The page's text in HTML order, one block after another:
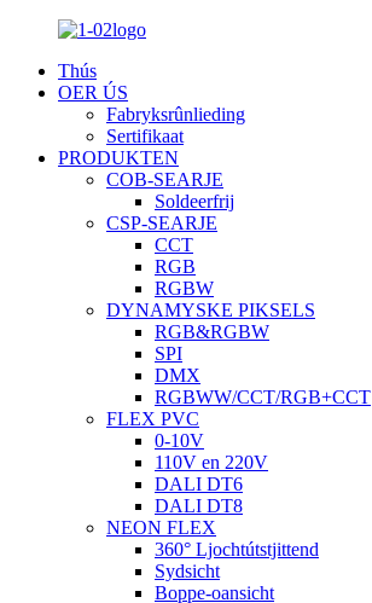
Thús
OER ÚS
Fabryksrûnlieding
Sertifikaat
PRODUKTEN
COB-SEARJE
Soldeerfrij
CSP-SEARJE
CCT
RGB
RGBW
DYNAMYSKE PIKSELS
RGB&RGBW
SPI
DMX
RGBWW/CCT/RGB+CCT
FLEX PVC
0-10V
110V en 220V
DALI DT6
DALI DT8
NEON FLEX
360° Ljochtútstjittend
Sydsicht
Boppe-oansicht